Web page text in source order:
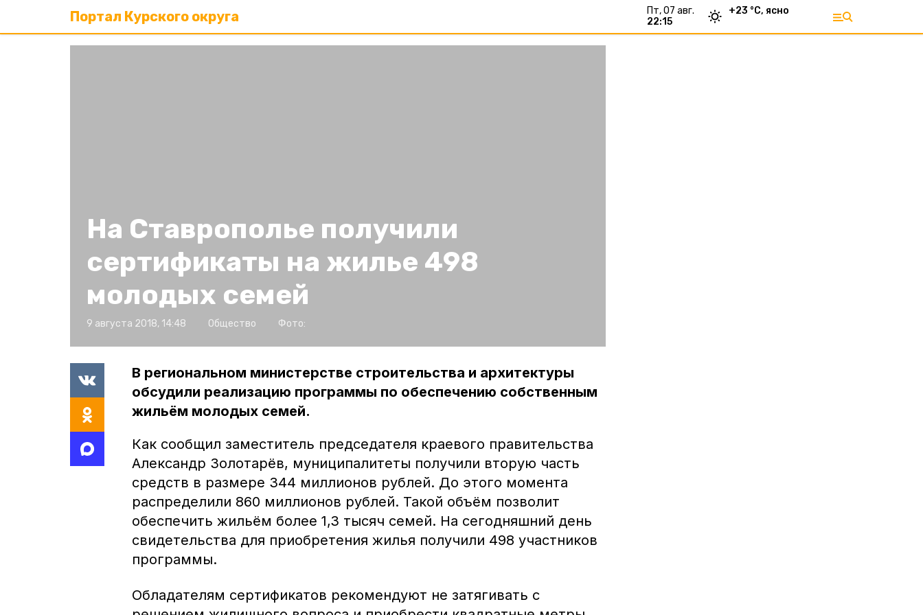
Портал Курского округа
пт, 07 авг.
22:15
+23 °С, ясно
На Ставрополье получили
сертификаты на жилье 498
молодых семей
9 августа 2018, 14:48 Общество Фото:
В региональном министерстве строительства и архитектуры
обсудили реализацию программы по обеспечению собственным
жильём молодых семей.
Как сообщил заместитель председателя краевого правительства
Александр Золотарёв, муниципалитеты получили вторую часть
средств в размере 344 миллионов рублей. До этого момента
распределили 860 миллионов рублей. Такой объём позволит
обеспечить жильём более 1,3 тысяч семей. На сегодняшний день
свидетельства для приобретения жилья получили 498 участников
программы.
Обладателям сертификатов рекомендуют не затягивать с